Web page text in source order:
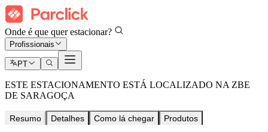
Onde é que quer estacionar?
Profissionais
PT
ESTE ESTACIONAMENTO ESTÁ LOCALIZADO NA ZBE
DE SARAGOÇA
Resumo Detalhes Como lá chegar Produtos